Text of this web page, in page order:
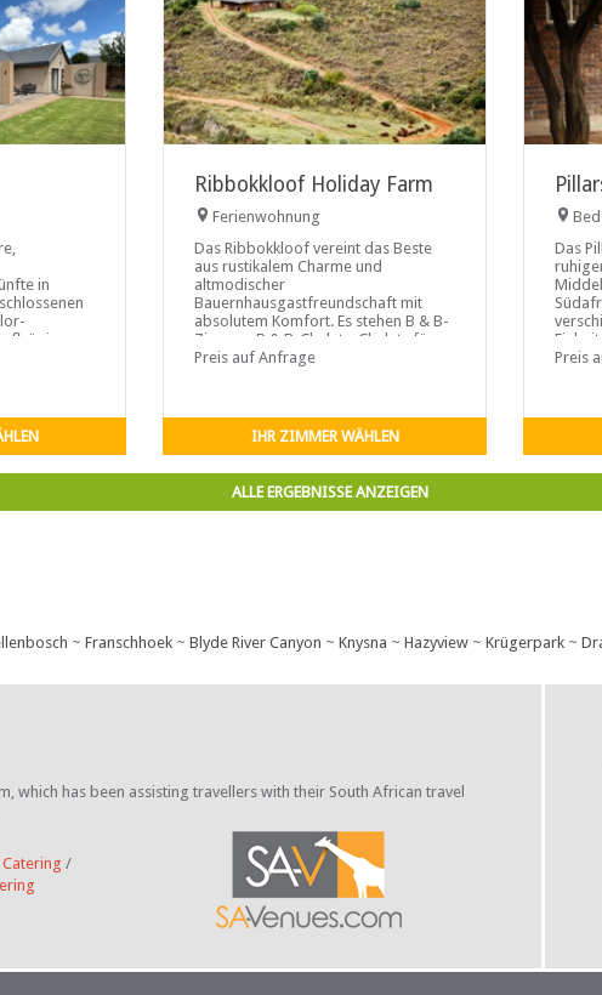
in
reichen,
von
Ribbokkloof Holiday Farm
Ferienwohnung
Das Ribbokkloof vereint das Beste
aus rustikalem Charme und
altmodischer
Bauernhausgastfreundschaft mit
absolutem Komfort. Es stehen B & B-
Zimmer, B & B-Chalets, Chalets für
Selbstversorger oder Unterkünfte für
Preis auf Anfrage
IHR ZIMMER WÄHLEN
Das
Preis
ALLE ERGEBNISSE ANZEIGEN
~ Franschhoek~ Blyde River Canyon ~ Knysna ~ Hazyview~ Krügerpark~
which has been assisting travellers with their South African travel
/